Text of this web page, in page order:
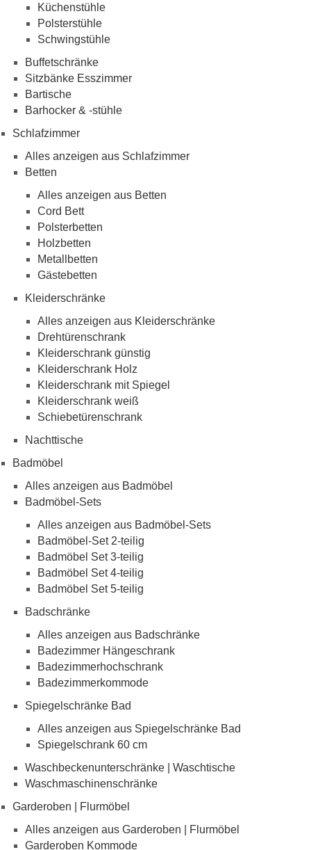
Küchenstühle
Polsterstühle
Schwingstühle
Buffetschränke
Sitzbänke Esszimmer
Bartische
Barhocker & -stühle
Schlafzimmer
Alles anzeigen aus Schlafzimmer
Betten
Alles anzeigen aus Betten
Cord Bett
Polsterbetten
Holzbetten
Metallbetten
Gästebetten
Kleiderschränke
Alles anzeigen aus Kleiderschränke
Drehtürenschrank
Kleiderschrank günstig
Kleiderschrank Holz
Kleiderschrank mit Spiegel
Kleiderschrank weiß
Schiebetürenschrank
Nachttische
Badmöbel
Alles anzeigen aus Badmöbel
Badmöbel-Sets
Alles anzeigen aus Badmöbel-Sets
Badmöbel-Set 2-teilig
Badmöbel Set 3-teilig
Badmöbel Set 4-teilig
Badmöbel Set 5-teilig
Badschränke
Alles anzeigen aus Badschränke
Badezimmer Hängeschrank
Badezimmerhochschrank
Badezimmerkommode
Spiegelschränke Bad
Alles anzeigen aus Spiegelschränke Bad
Spiegelschrank 60 cm
Waschbeckenunterschränke | Waschtische
Waschmaschinenschränke
Garderoben | Flurmöbel
Alles anzeigen aus Garderoben | Flurmöbel
Garderoben Kommode